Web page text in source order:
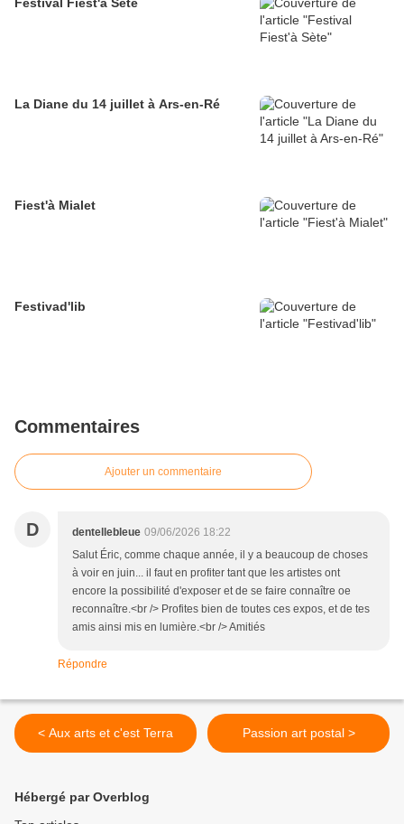
La Diane du 14 juillet à Ars-en-Ré
Fiest'à Mialet
Festivad'lib
Commentaires
Ajouter un commentaire
D dentellebleue 09/06/2026 18:22
Salut Éric, comme chaque année, il y a beaucoup de choses
à voir en juin... il faut en profiter tant que les artistes ont
encore la possibilité d'exposer et de se faire connaître oe
reconnaître.<br /> Profites bien de toutes ces expos, et de tes
amis ainsi mis en lumière.<br /> Amitiés
Répondre
< Aux arts et c'est Terra Passion art postal >
Hébergé par Overblog